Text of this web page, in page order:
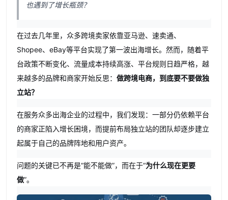
也遇到了增长瓶颈？
在过去几年里，众多跨境卖家依靠亚马逊、速卖通、
Shopee、eBay等平台实现了第一波出海增长。然而，随着平
台政策不断变化、流量成本持续高涨、平台规则日趋严格，越
来越多的品牌和商家开始反思： 做跨境电商，到底要不要做独
立站？
在服务众多出海企业的过程中，我们发现：一部分仍依赖平台
的商家正陷入增长困境，而提前布局独立站的团队却逐步建立
起属于自己的品牌阵地和用户资产。
问题的关键已不再是“能不能做”，而在于“为什么现在更要
做”。